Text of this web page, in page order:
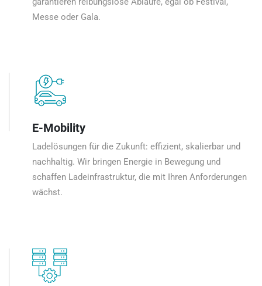
Messe oder Gala.
E-Mobility
Ladelösungen für die Zukunft: effizient, skalierbar und
nachhaltig. Wir bringen Energie in Bewegung und
schaffen Ladeinfrastruktur, die mit Ihren Anforderungen
wächst.